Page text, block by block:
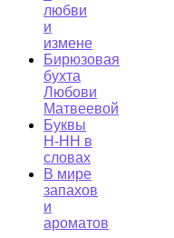
любви
и
измене
Бирюзовая
бухта
Любови
Матвеевой
Буквы
Н-НН в
словах
В мире
запахов
и
ароматов